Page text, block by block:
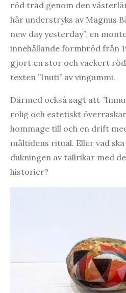
röd tråd genom den
här understryks av Magnus
new day yesterday”, en
innehållande formbröd från
gjort en stor och vackert
texten ”Inuti” av vingummi.
Därmed också sagt att
rolig och estetiskt
hommage till och en drift
måltidens ritual. Eller vad
dukningen av tallrikar med
historier?